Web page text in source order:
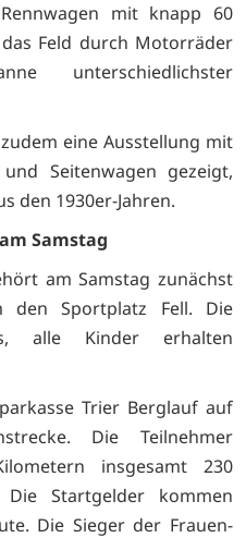
mit knapp 60
Feld durch Motorräder
unterschiedlichster
eine Ausstellung mit
Seitenwagen gezeigt,
den 1930er-Jahren.
Samstag
am Samstag zunächst
den Sportplatz Fell. Die
alle Kinder erhalten
Trier Berglauf auf
Die Teilnehmer
insgesamt 230
Die Startgelder kommen
Die Sieger der Frauen-